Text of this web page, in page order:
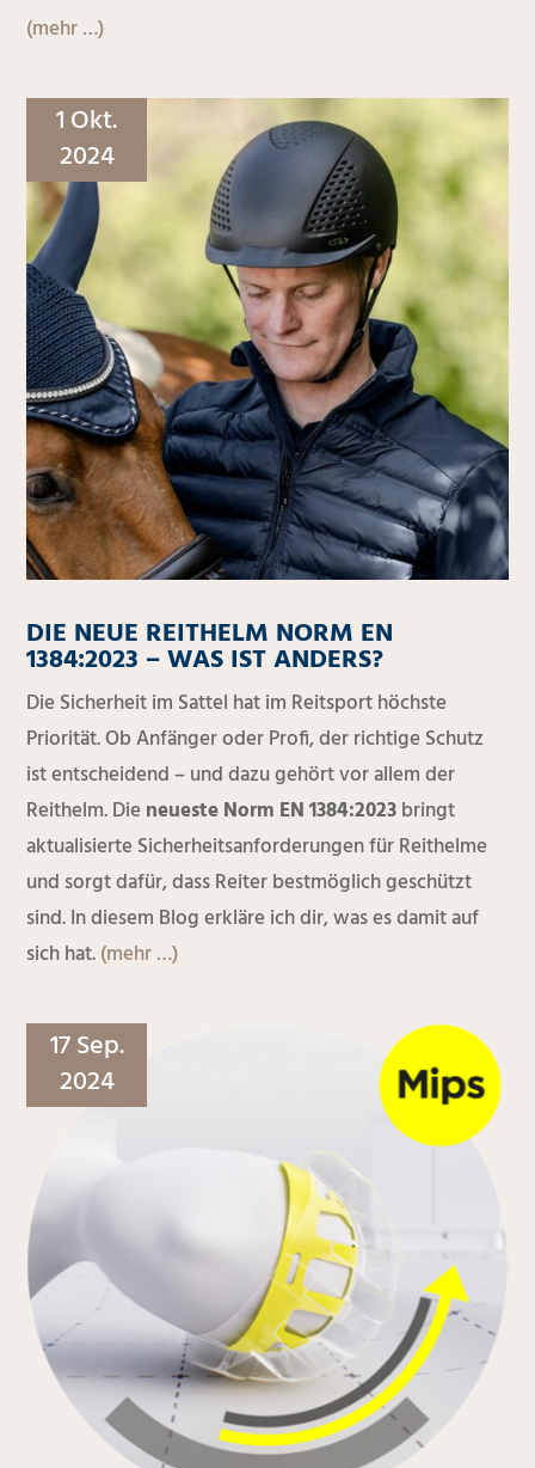
(mehr …)
1 Okt.
2024
DIE NEUE REITHELM NORM EN
1384:2023 – WAS IST ANDERS?
Die Sicherheit im Sattel hat im Reitsport höchste
Priorität. Ob Anfänger oder Profi, der richtige Schutz
ist entscheidend – und dazu gehört vor allem der
Reithelm. Die neueste Norm EN 1384:2023bringt
aktualisierte Sicherheitsanforderungen für Reithelme
und sorgt dafür, dass Reiter bestmöglich geschützt
sind. In diesem Blog erkläre ich dir, was es damit auf
sich hat.(mehr …)
17 Sep.
2024